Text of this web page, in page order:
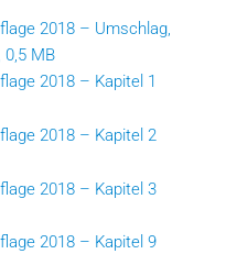
2018 – Umschlag,
0,5 MB
2018 – Kapitel 1
2018 – Kapitel 2
2018 – Kapitel 3
2018 – Kapitel 9